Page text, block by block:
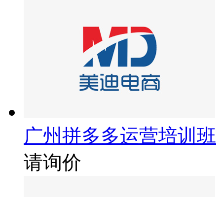
广州拼多多运营培训班
请询价